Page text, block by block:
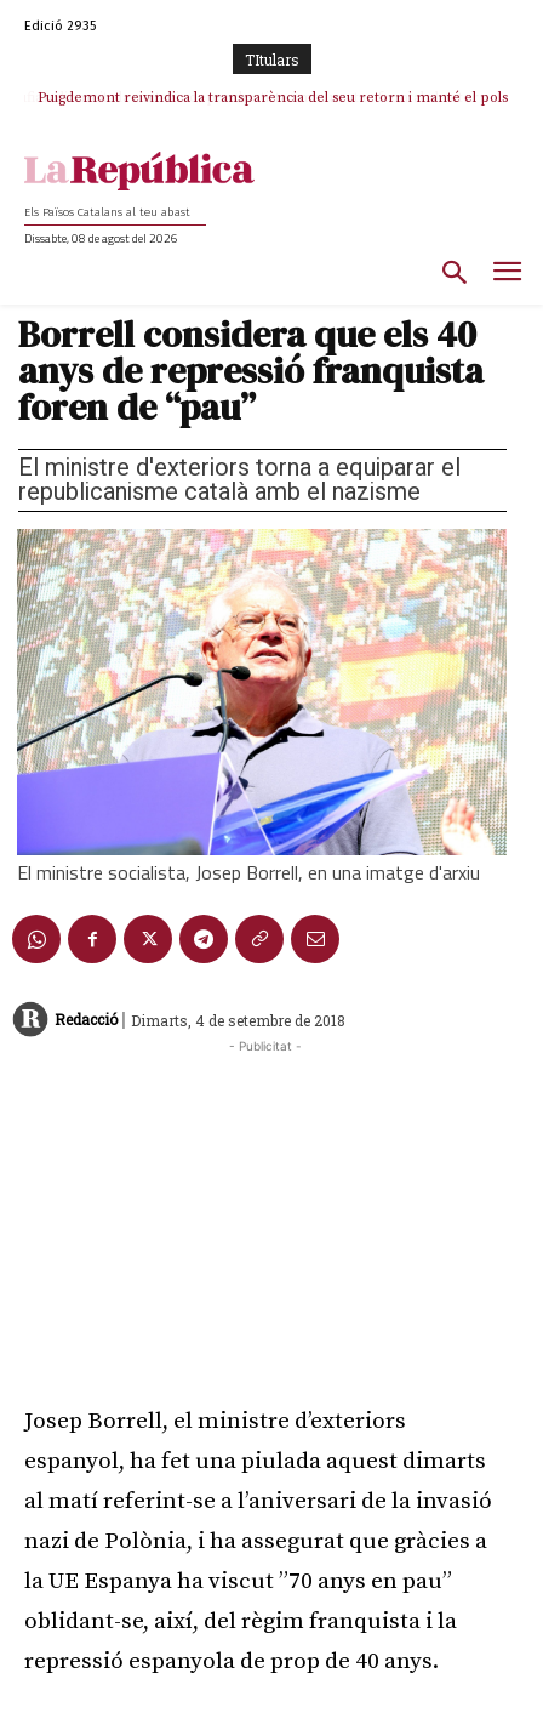
Edició 2935
TItulars
Puigdemont reivindica la transparència del seu retorn i manté el pols
Els Països Catalans al teu abast
Dissabte, 08 de agost del 2026
Borrell considera que els 40
anys de repressió franquista
foren de “pau”
El ministre d'exteriors torna a equiparar el
republicanisme català amb el nazisme
El ministre socialista, Josep Borrell, en una imatge d'arxiu
Redacció | Dimarts, 4 de setembre de 2018
- Publicitat -
Josep Borrell, el ministre d’exteriors
espanyol, ha fet una piulada aquest dimarts
al matí referint-se a l’aniversari de la invasió
nazi de Polònia, i ha assegurat que gràcies a
la UE Espanya ha viscut ”70 anys en pau”
oblidant-se, així, del règim franquista i la
repressió espanyola de prop de 40 anys.